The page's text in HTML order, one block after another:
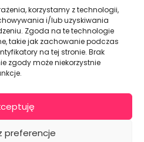
korzystamy z technologii,
i/lub uzyskiwania
Zgoda na te technologie
takie jak zachowanie podczas
na tej stronie. Brak
zgody może niekorzystnie
preferencje
Warszawa
Pawilon 403